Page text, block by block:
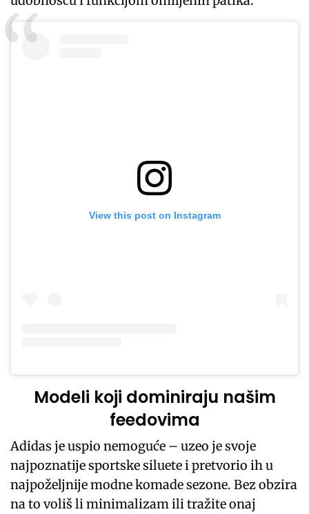
View this post on Instagram
Modeli koji dominiraju našim
feedovima
Adidas je uspio nemoguće – uzeo je svoje
najpoznatije sportske siluete i pretvorio ih u
najpoželjnije modne komade sezone. Bez obzira
na to voliš li minimalizam ili tražite onaj